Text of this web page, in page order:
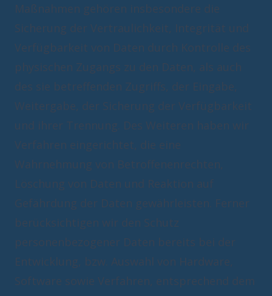
Maßnahmen gehören insbesondere die
Sicherung der Vertraulichkeit, Integrität und
Verfügbarkeit von Daten durch Kontrolle des
physischen Zugangs zu den Daten, als auch
des sie betreffenden Zugriffs, der Eingabe,
Weitergabe, der Sicherung der Verfügbarkeit
und ihrer Trennung. Des Weiteren haben wir
Verfahren eingerichtet, die eine
Wahrnehmung von Betroffenenrechten,
Löschung von Daten und Reaktion auf
Gefährdung der Daten gewährleisten. Ferner
berücksichtigen wir den Schutz
personenbezogener Daten bereits bei der
Entwicklung, bzw. Auswahl von Hardware,
Software sowie Verfahren, entsprechend dem